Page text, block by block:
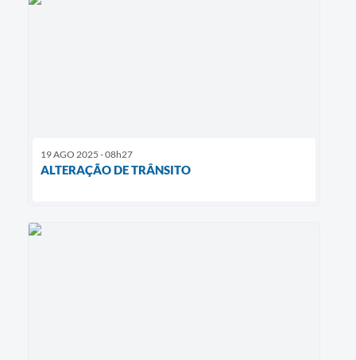
19 AGO 2025 - 08h27
ALTERAÇÃO DE TRÂNSITO